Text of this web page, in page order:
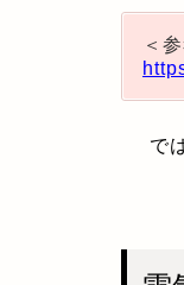
＜
で